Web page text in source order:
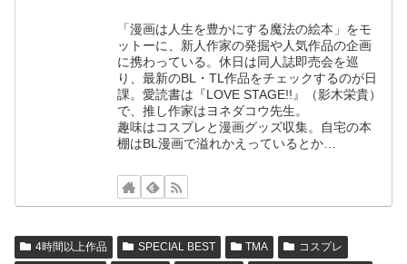
「漫画は人生を豊かにする魔法の絵本」をモ
ットーに、新人作家の発掘や人気作品の企画
に携わっている。休日は同人誌即売会を巡
り、最新のBL・TL作品をチェックするのが日
課。愛読書は『LOVE STAGE!!』（影木栄貴）
で、推し作家はヨネダコウ先生。
趣味はコスプレと漫画グッズ収集。自宅の本
棚はBL漫画で溢れかえっているとか…
4時間以上作品 SPECIAL BEST TMA
コスプレ